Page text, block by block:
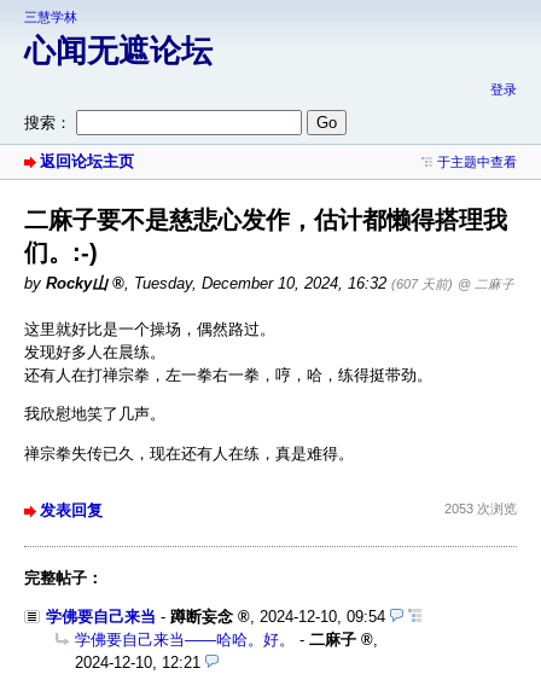
三慧学林
心闻无遮论坛
登录
搜索：
返回论坛主页 于主题中查看
二麻子要不是慈悲心发作，估计都懒得搭理我
们。:-)
by Rocky山 , Tuesday, December 10, 2024, 16:32 (607 天前) @ 二麻子
这里就好比是一个操场，偶然路过。
发现好多人在晨练。
还有人在打禅宗拳，左一拳右一拳，哼，哈，练得挺带劲。
我欣慰地笑了几声。
禅宗拳失传已久，现在还有人在练，真是难得。
发表回复 2053 次浏览
完整帖子：
学佛要自己来当 - 蹲断妄念
2024-12-10, 09:54
学佛要自己来当——哈哈。好。
- 二麻子
2024-12-10, 12:21